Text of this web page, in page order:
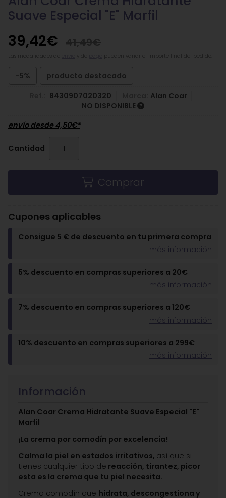
Suave Especial "E" Marfil
39,42€
pueden variar el importe final del pedido.
-5% producto destacado
8430907020320
Alan Coar
NO DISPONIBLE
envío desde4,50€*
Cantidad
Comprar
Cupones aplicables
Consigue 5 € de descuento en tu primera compra
más información
5% descuento en compras superiores a 20€
más información
7% descuento en compras superiores a 120€
más información
10% descuento en compras superiores a 299€
más información
Información
Alan Coar Crema Hidratante Suave Especial "E"
Marfil
¡La crema por comodín por excelencia!
Calma la piel en estados irritativos, así que si
tienes cualquier tipo de reacción, tirantez, picor
esta es la crema que tu piel necesita.
Crema comodín que hidrata, descongestiona y